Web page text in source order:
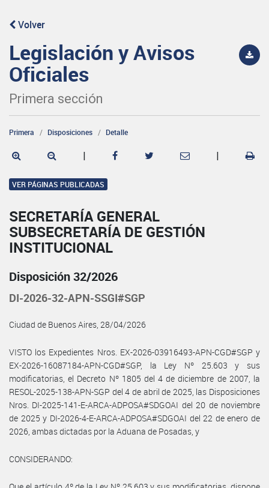
Volver
Legislación y Avisos
Oficiales
Primera sección
Primera Disposiciones Detalle
| |
VER PÁGINAS PUBLICADAS
SECRETARÍA GENERAL
SUBSECRETARÍA DE GESTIÓN
INSTITUCIONAL
Disposición 32/2026
DI-2026-32-APN-SSGI#SGP
Ciudad de Buenos Aires, 28/04/2026
VISTO los Expedientes Nros. EX-2026-03916493-APN-CGD#SGP y
EX-2026-16087184-APN-CGD#SGP, la Ley Nº 25.603 y sus
modificatorias, el Decreto Nº 1805 del 4 de diciembre de 2007, la
RESOL-2025-138-APN-SGP del 4 de abril de 2025, las Disposiciones
Nros. DI-2025-141-E-ARCA-ADPOSA#SDGOAI del 20 de noviembre
de 2025 y DI-2026-4-E-ARCA-ADPOSA#SDGOAI del 22 de enero de
2026, ambas dictadas por la Aduana de Posadas, y
CONSIDERANDO: